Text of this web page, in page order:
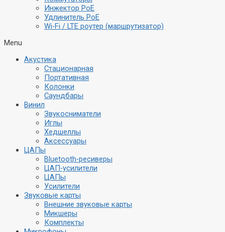
Инжектор PoE
Удлинитель PoE
Wi-Fi / LTE роутер (маршрутизатор)
Menu
Акустика
Стационарная
Портативная
Колонки
Саундбары
Винил
Звукосниматели
Иглы
Хедшеллы
Аксессуары
ЦАПы
Bluetooth-ресиверы
ЦАП-усилители
ЦАПы
Усилители
Звуковые карты
Внешние звуковые карты
Микшеры
Комплекты